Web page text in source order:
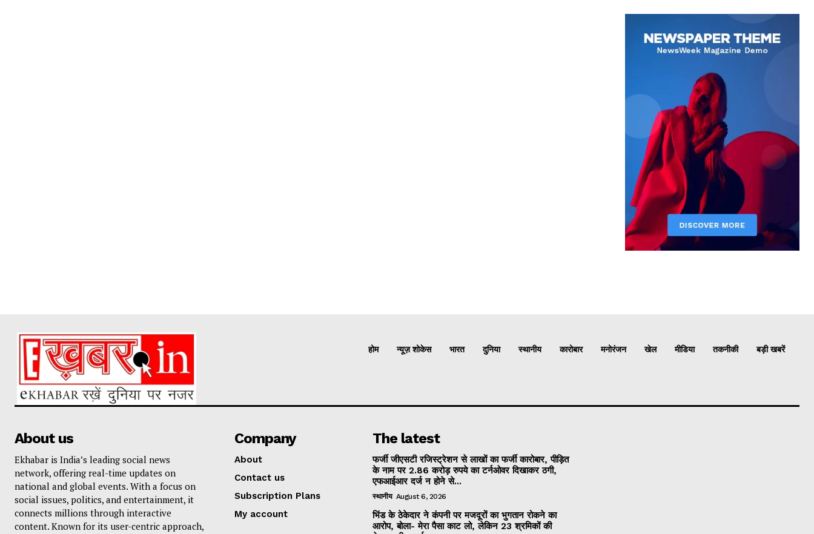
होम न्यूज़ शोकेस भारत दुनिया स्थानीय कारोबार मनोरंजन खेल मीडिया तकनीकी बड़ी खबरें
About us
Ekhabar is India’s leading social news
network, offering real-time updates on
national and global events. With a focus on
social issues, politics, and entertainment, it
connects millions through interactive
content. Known for its user-centric approach,
Company
About
Contact us
Subscription Plans
My account
The latest
फर्जी जीएसटी रजिस्ट्रेशन से लाखों का फर्जी कारोबार, पीड़ित
के नाम पर 2.86 करोड़ रुपये का टर्नओवर दिखाकर ठगी,
एफआईआर दर्ज न होने से...
स्थानीय August 6, 2026
भिंड के ठेकेदार ने कंपनी पर मजदूरों का भुगतान रोकने का
आरोप, बोला- मेरा पैसा काट लो, लेकिन 23 श्रमिकों की